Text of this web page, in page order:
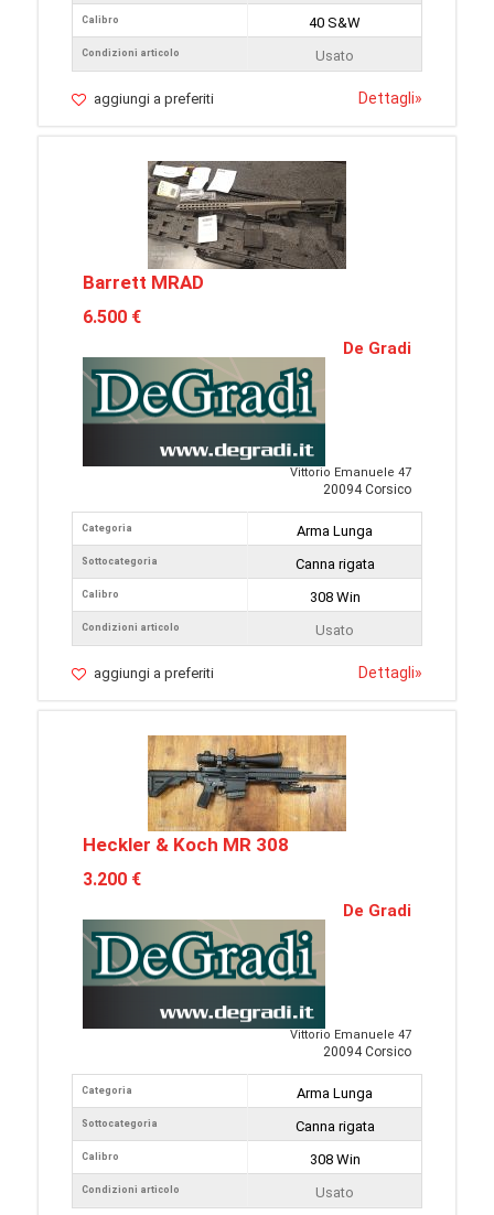
Calibro
Condizioni articolo
40 S&W
Usato
aggiungi a preferiti Dettagli»
Barrett MRAD
6.500 €
De Gradi
Vittorio Emanuele 47
20094 Corsico
Categoria
Sottocategoria
Calibro
Condizioni articolo
Arma Lunga
Canna rigata
308 Win
Usato
aggiungi a preferiti Dettagli»
Heckler & Koch MR 308
3.200 €
De Gradi
Vittorio Emanuele 47
20094 Corsico
Categoria
Sottocategoria
Calibro
Condizioni articolo
Arma Lunga
Canna rigata
308 Win
Usato